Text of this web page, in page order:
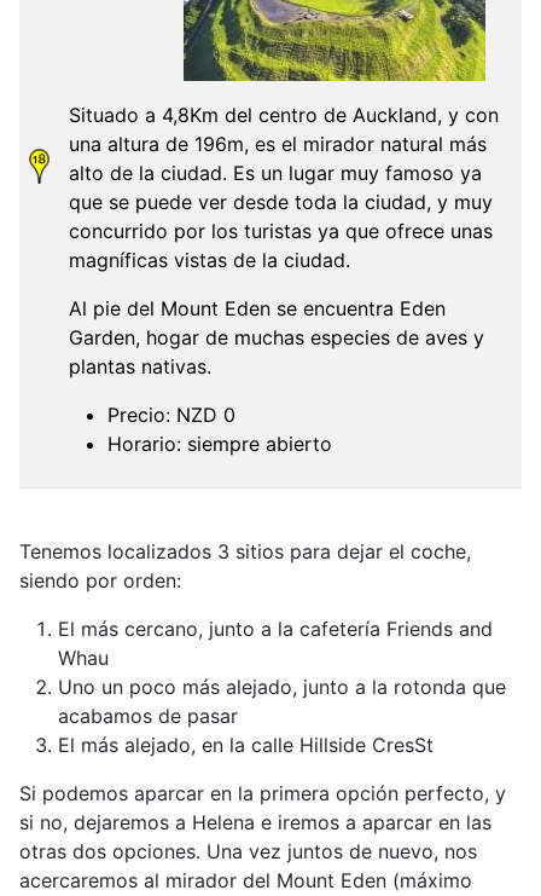
Situado a 4,8Km del centro de Auckland, y con
una altura de 196m, es el mirador natural más
alto de la ciudad. Es un lugar muy famoso ya
que se puede ver desde toda la ciudad, y muy
concurrido por los turistas ya que ofrece unas
magníficas vistas de la ciudad.
Al pie del Mount Eden se encuentra Eden
Garden, hogar de muchas especies de aves y
plantas nativas.
Precio: NZD 0
Horario: siempre abierto
Tenemos localizados 3 sitios para dejar el coche,
siendo por orden:
El más cercano, junto a la cafetería Friends and
Whau
Uno un poco más alejado, junto a la rotonda que
acabamos de pasar
El más alejado, en la calle Hillside CresSt
Si podemos aparcar en la primera opción perfecto, y
si no, dejaremos a Helena e iremos a aparcar en las
otras dos opciones. Una vez juntos de nuevo, nos
acercaremos al mirador del Mount Eden (máximo